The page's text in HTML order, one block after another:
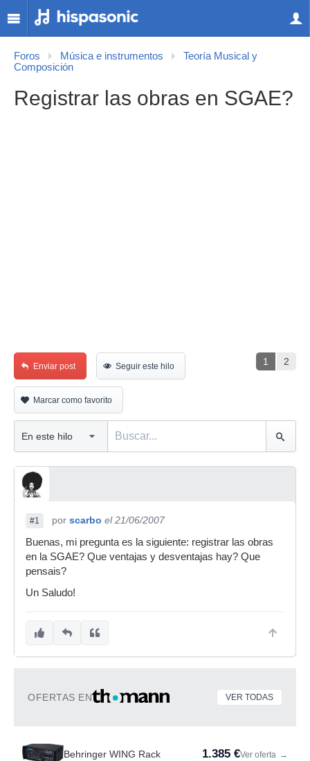
Foros Música e instrumentos
Teoría Musical y
Composición
Registrar las obras en SGAE?
1 2
Enviar post Seguir este hilo
Marcar como favorito
#1 por scarbo el 21/06/2007
Buenas, mi pregunta es la siguiente: registrar las obras
en la SGAE? Que ventajas y desventajas hay? Que
pensais?
Un Saludo!
OFERTAS EN VER TODAS
Behringer WING Rack 1.385 €Ver oferta →